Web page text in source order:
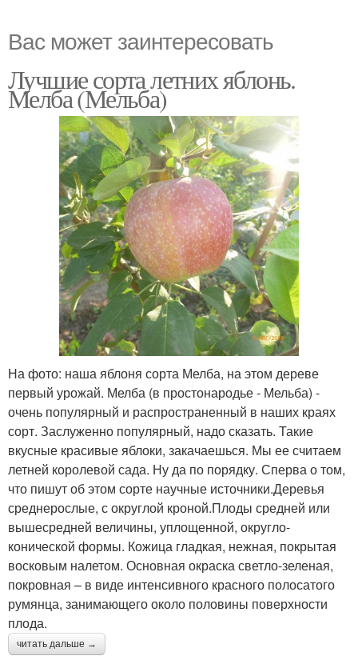
Вас может заинтересовать
Лучшие сорта летних яблонь.
Мелба (Мельба)
На фото: наша яблоня сорта Мелба, на этом дереве
первый урожай. Мелба (в простонародье - Мельба) -
очень популярный и распространенный в наших краях
сорт. Заслуженно популярный, надо сказать. Такие
вкусные красивые яблоки, закачаешься. Мы ее считаем
летней королевой сада. Ну да по порядку. Сперва о том,
что пишут об этом сорте научные источники.Деревья
среднерослые, с округлой кроной.Плоды средней или
вышесредней величины, уплощенной, округло-
конической формы. Кожица гладкая, нежная, покрытая
восковым налетом. Основная окраска светло-зеленая,
покровная – в виде интенсивного красного полосатого
румянца, занимающего около половины поверхности
плода.
читать дальше →